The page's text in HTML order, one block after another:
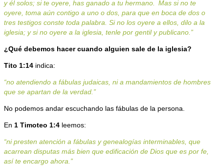
y él solos; si te oyere, has ganado a tu hermano. Mas si no te
oyere, toma aún contigo a uno o dos, para que en boca de dos o
tres testigos conste toda palabra. Si no los oyere a ellos, dilo a la
iglesia; y si no oyere a la iglesia, tenle por gentil y publicano.”
¿Qué debemos hacer cuando alguien sale de la iglesia?
Tito 1:14 indica:
“no atendiendo a fábulas judaicas, ni a mandamientos de hombres
que se apartan de la verdad.”
No podemos andar escuchando las fábulas de la persona.
En 1 Timoteo 1:4 leemos:
“ni presten atención a fábulas y genealogías interminables, que
acarrean disputas más bien que edificación de Dios que es por fe,
así te encargo ahora.”